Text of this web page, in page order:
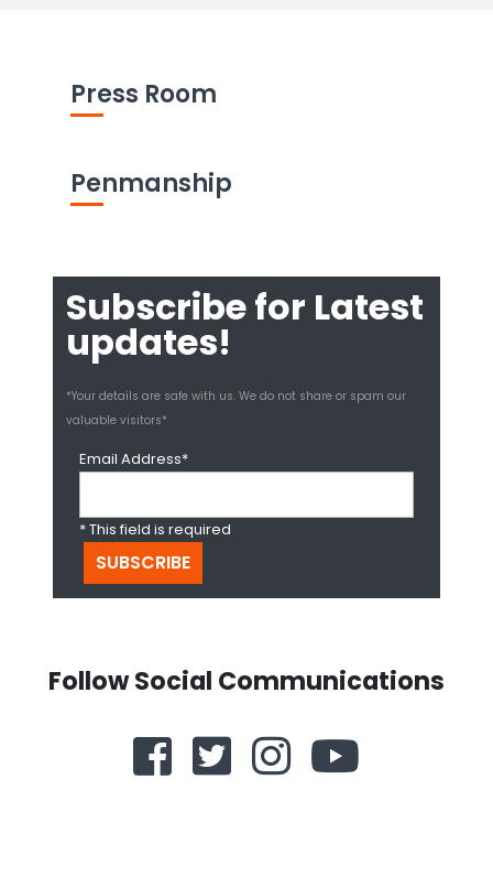
Press Room
Penmanship
Subscribe for Latest
updates!
*Your details are safe with us. We do not share or spam our
valuable visitors*
Email Address*
* This field is required
Follow Social Communications